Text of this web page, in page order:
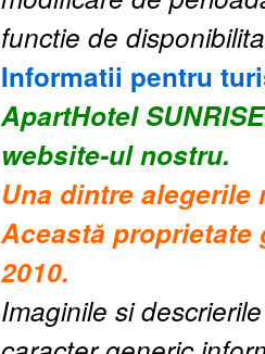
functie de
Informatii pentru
ApartHotel
website-ul nostru.
Una dintre alegerile
Această proprietate
2010.
Imaginile si